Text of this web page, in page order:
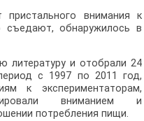
внимания к
обнаружилось в
литературу и отобрали 24
с 1997 по 2011 год,
к экспериментаторам,
вниманием и
потребления пищи.